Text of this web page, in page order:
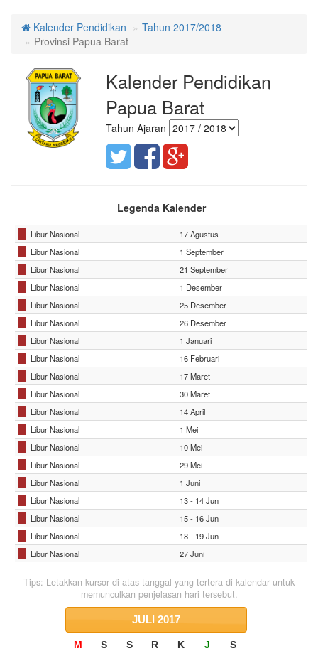
Kalender Pendidikan
Tahun 2017/2018
Provinsi Papua Barat
Kalender Pendidikan
Papua Barat
Tahun Ajaran
Legenda Kalender
Libur Nasional
17 Agustus
Libur Nasional
1 September
Libur Nasional
21 September
Libur Nasional
1 Desember
Libur Nasional
25 Desember
Libur Nasional
26 Desember
Libur Nasional
1 Januari
Libur Nasional
16 Februari
Libur Nasional
17 Maret
Libur Nasional
30 Maret
Libur Nasional
14 April
Libur Nasional
1 Mei
Libur Nasional
10 Mei
Libur Nasional
29 Mei
Libur Nasional
1 Juni
Libur Nasional
13 - 14 Jun
Libur Nasional
15 - 16 Jun
Libur Nasional
18 - 19 Jun
Libur Nasional
27 Juni
Tips: Letakkan kursor di atas tanggal yang tertera di kalendar untuk
memunculkan penjelasan hari tersebut.
JULI 2017
M S S R K J
S